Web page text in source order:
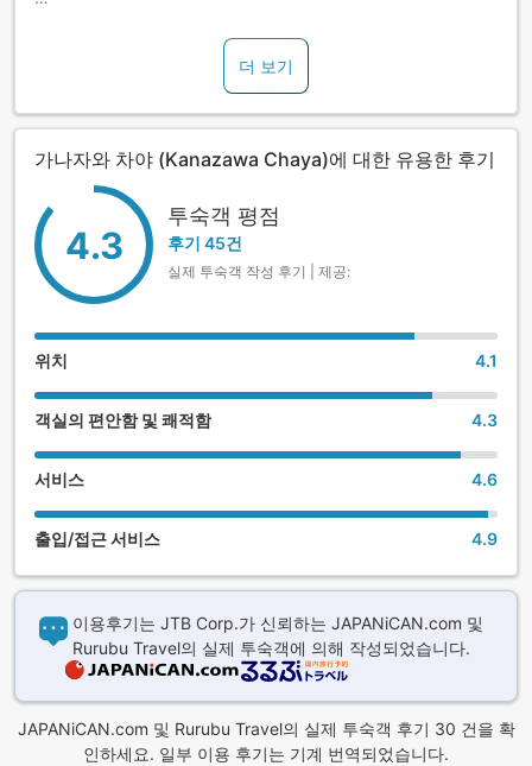
나시(환대)'와 요리 료칸이라는 이름에 걸맞게 계절의 식재료를
엄선해 만든 가나자와의 가가 요리를 즐기실 수 있습니다.
개성있는 식기에 담아 제공되는 요리는 맛은 물론, 눈으로 보기
가가야에 전해내려오는 전통의 맛과 와쿠라 온천 가가야 스타
일의 환대를 가나자와에서도 이어받아 고객이 만족하실 수 있
도록 최선을 다하고 있습니다.
여유있는 공간에서 부담없이 요리를 즐기실 수 있도록 당일치
기 식사도 제공해 드립니다.
또한 경축사, 제사를 비롯하여 회의를 겸한 식사모임 등에 어울
체크인 전후라도 프런트에서 짐을 무료로 보관해 드립니다. 사
전에 전화연락을 주시지 않아도 됩니다. 숙소에 도착하셔서 부
담없이 말씀해 주십시오.
더 보기
가나자와 차야 (Kanazawa Chaya)에 대한 유용한 후기
4.3
투숙객 평점
후기 45건
실제 투숙객 작성 후기 | 제공:
위치 4.1
객실의 편안함 및 쾌적함 4.3
서비스 4.6
출입/접근 서비스 4.9
이용후기는 JTB Corp.가 신뢰하는 JAPANiCAN.com 및
Rurubu Travel의 실제 투숙객에 의해 작성되었습니다.
JAPANiCAN.com 및 Rurubu Travel의 실제 투숙객 후기 30 건을 확
인하세요. 일부 이용 후기는 기계 번역되었습니다.